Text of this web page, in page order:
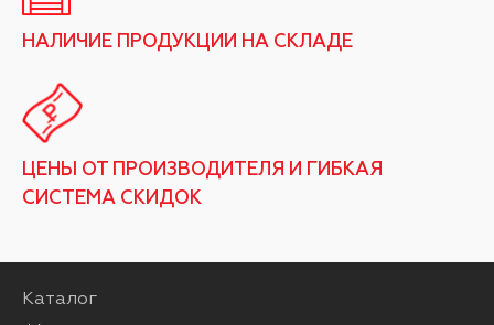
НАЛИЧИЕ ПРОДУКЦИИ НА СКЛАДЕ
ЦЕНЫ ОТ ПРОИЗВОДИТЕЛЯ И ГИБКАЯ
СИСТЕМА СКИДОК
Каталог